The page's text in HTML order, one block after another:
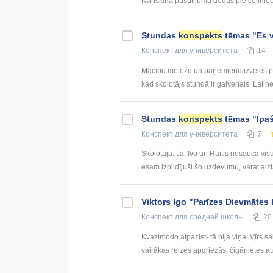
Stundas konspekts tēmas "Es
Конспект для университета 14
Mācību metožu un paņēmienu izvēles
kad skolotājs stundā ir galvenais. Lai
Stundas konspekts tēmas
Конспект для университета 7
Skolotāja: Jā, Ivo un Raitis nosauca
esam izpildījuši šo uzdevumu, varat
Viktors Igo "Parīzes
Конспект для средней школы 20
Kvazimodo atpazīst- tā bija viņa. Vīrs
vairākas reizes apgriezās, čigānietes